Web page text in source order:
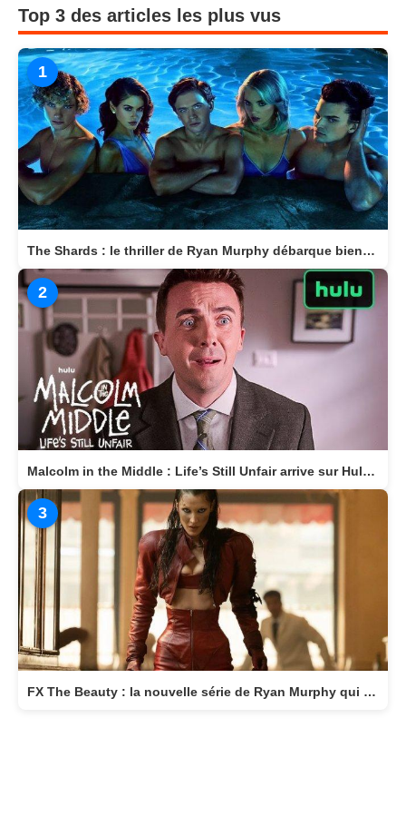
Top 3 des articles les plus vus
1
The Shards : le thriller de Ryan Murphy débarque bientôt sur Disney+
2
Malcolm in the Middle : Life’s Still Unfair arrive sur Hulu le 10 avril 2026
3
FX The Beauty : la nouvelle série de Ryan Murphy qui transforme la beauté en arme fatale